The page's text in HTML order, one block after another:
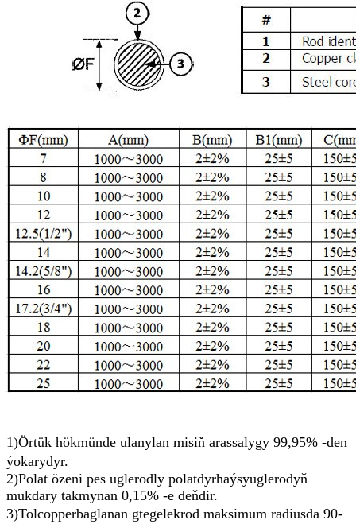
1)Örtük hökmünde ulanylan misiň arassalygy 99,95% -den
ýokarydyr.
2)Polat özeni pes uglerodly polatdyrhaýsyuglerodyň
mukdary takmynan 0,15% -e deňdir.
3)Tolcopperbaglanan gtegelekrod maksimum radiusda 90-